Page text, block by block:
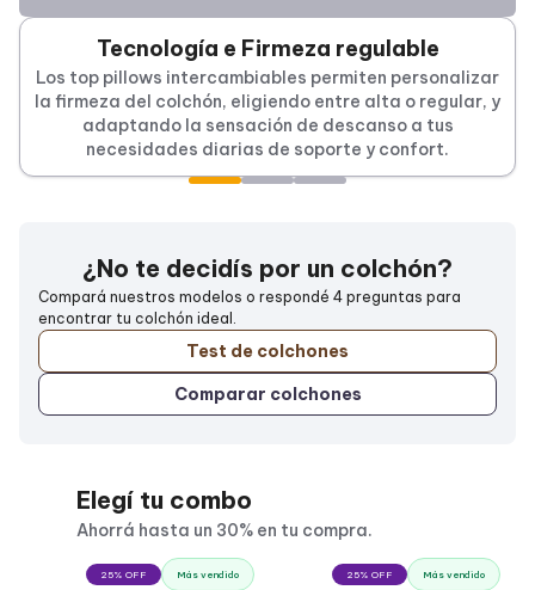
Tecnología e Firmeza regulable
Los top pillows intercambiables permiten personalizar
la firmeza del colchón, eligiendo entre alta o regular, y
adaptando la sensación de descanso a tus
necesidades diarias de soporte y confort.
¿No te decidís por un colchón?
Compará nuestros modelos o respondé 4 preguntas para
encontrar tu colchón ideal.
Test de colchones
Comparar colchones
Elegí tu combo
Ahorrá hasta un 30% en tu compra.
25% OFF Más vendido 25% OFF Más vendido